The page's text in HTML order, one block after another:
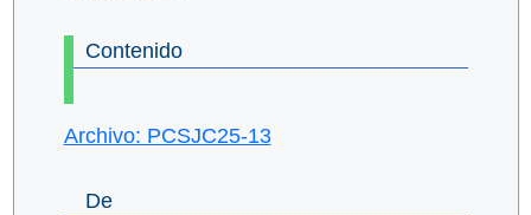
Contenido
Archivo: PCSJC25-13
De